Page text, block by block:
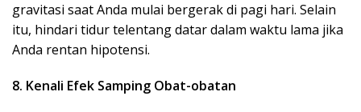
gravitasi saat Anda mulai bergerak di pagi hari. Selain
itu, hindari tidur telentang datar dalam waktu lama jika
Anda rentan hipotensi.
8. Kenali Efek Samping Obat-obatan